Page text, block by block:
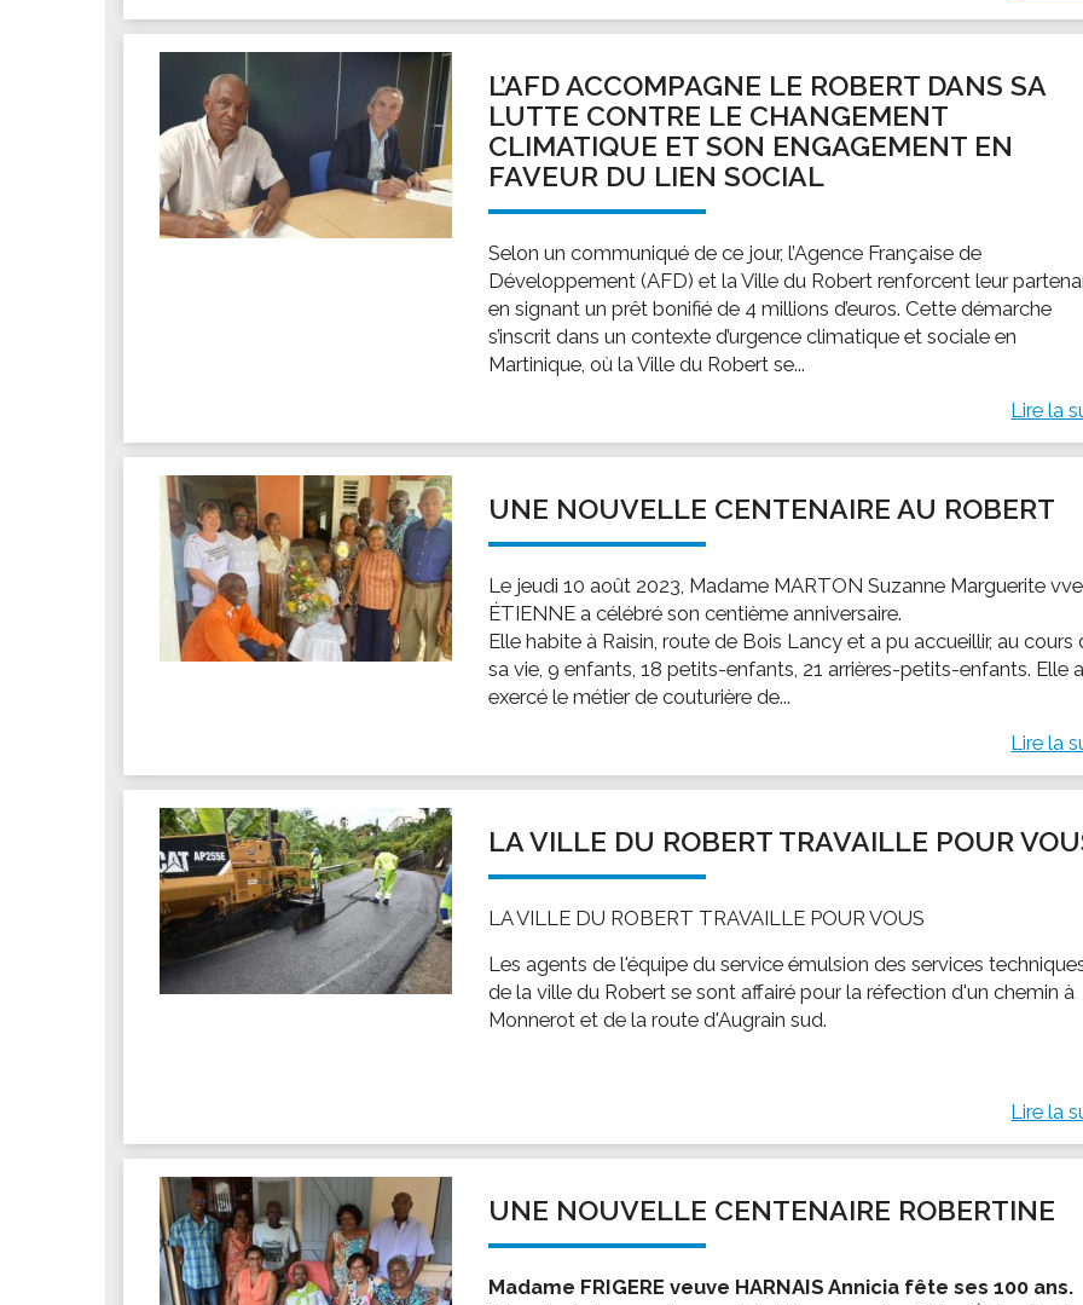
L’AFD ACCOMPAGNE LE ROBERT DANS SA
LUTTE CONTRE LE CHANGEMENT
CLIMATIQUE ET SON ENGAGEMENT EN
FAVEUR DU LIEN SOCIAL
Selon un communiqué de ce jour, l’Agence Française de
Développement (AFD) et la Ville du Robert renforcent leur
en signant un prêt bonifié de 4 millions d’euros. Cette démarche
s’inscrit dans un contexte d’urgence climatique et sociale en
Martinique, où la Ville du Robert se...
Lire la
UNE NOUVELLE CENTENAIRE AU ROBERT
Le jeudi 10 août 2023, Madame MARTON Suzanne Marguerite vve
ÉTIENNE a célébré son centième anniversaire.
Elle habite à Raisin, route de Bois Lancy et a pu accueillir, au cours
sa vie, 9 enfants, 18 petits-enfants, 21 arrières-petits-enfants. Elle a
exercé le métier de couturière de...
Lire la
LA VILLE DU ROBERT TRAVAILLE POUR
LA VILLE DU ROBERT TRAVAILLE POUR VOUS
Les agents de l'équipe du service émulsion des services
de la ville du Robert se sont affairé pour la réfection d'un chemin à
Monnerot et de la route d'Augrain sud.
Lire la
UNE NOUVELLE CENTENAIRE ROBERTINE
Madame FRIGERE veuve HARNAIS Annicia fête ses 100 ans.